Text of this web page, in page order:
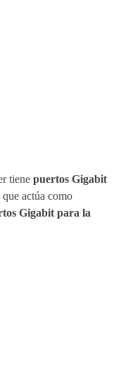
tiene puertos Gigabit
actúa como
Gigabit para la